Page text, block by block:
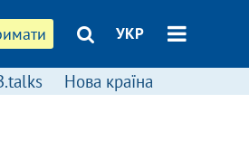
УКР
Нова країна